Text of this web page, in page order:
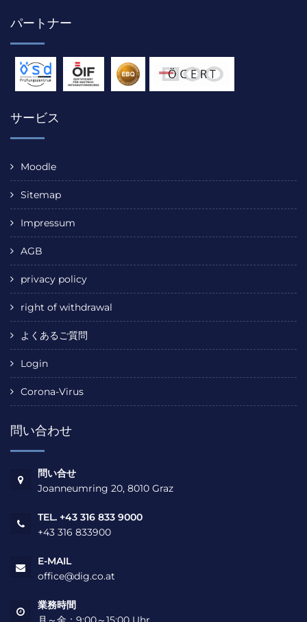
パートナー
サービス
Moodle
Sitemap
Impressum
AGB
privacy policy
right of withdrawal
よくあるご質問
Login
Corona-Virus
問い合わせ
問い合せ
Joanneumring 20, 8010 Graz
TEL. +43 316 833 9000
+43 316 833900
E-MAIL
office@dig.co.at
業務時間